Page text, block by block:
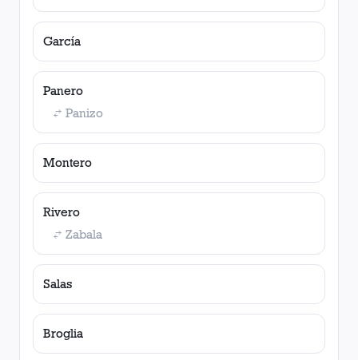
García
Panero
Panizo
Montero
Rivero
Zabala
Salas
Broglia